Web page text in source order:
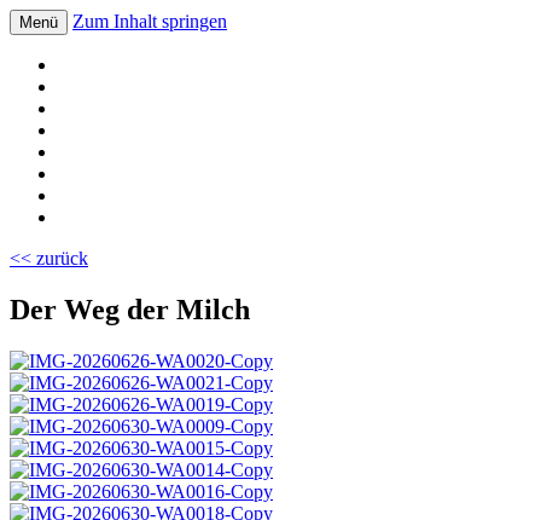
Volksschule Bad Blumau
Menü Zum Inhalt springen
<< zurück
Der Weg der Milch